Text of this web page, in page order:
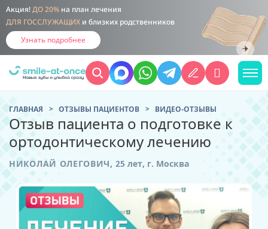
Акция! ДО 20% на план лечения
ДЛЯ ГОССЛУЖАЩИХ и близких родственников
Узнать подробнее
ГЛАВНАЯ ОТЗЫВЫ ПАЦИЕНТОВ ВИДЕО-ОТЗЫВЫ
Отзыв пациента о подготовке к
ортодонтическому лечению
НИКОЛАЙ ОЛЕГОВИЧ, 25 лет, г. Москва